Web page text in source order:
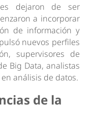
dejaron de ser
a incorporar
de información y
nuevos perfiles
supervisores de
Big Data, analistas
análisis de datos.
de la